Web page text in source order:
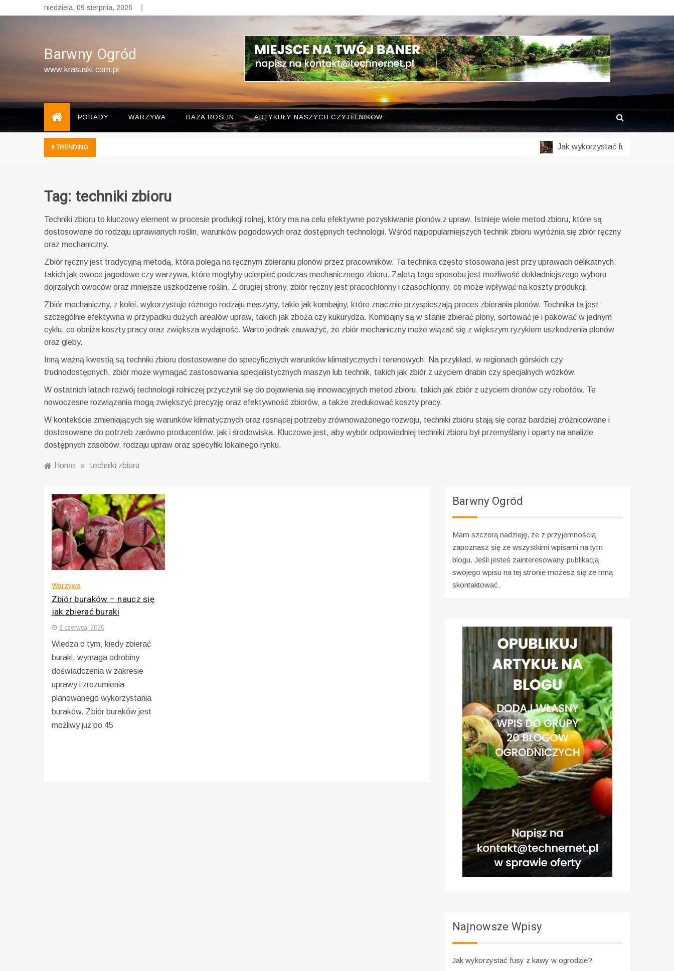
to
niedziela, 09 sierpnia, 2026
Barwny Ogród
www.krasuski.com.pl
PORADY WARZYWA BAZA ROŚLIN ARTYKUŁY NASZYCH CZYTELNIKÓW
TRENDING Jak wykorzystać fusy z kawy w
Tag: techniki zbioru
Techniki zbioru to kluczowy element w procesie produkcji rolnej, który ma na celu efektywne pozyskiwanie plonów z upraw. Istnieje wiele metod zbioru, które są
dostosowane do rodzaju uprawianych roślin, warunków pogodowych oraz dostępnych technologii. Wśród najpopularniejszych technik zbioru wyróżnia się zbiór ręczny
oraz mechaniczny.
Zbiór ręczny jest tradycyjną metodą, która polega na ręcznym zbieraniu plonów przez pracowników. Ta technika często stosowana jest przy uprawach delikatnych,
takich jak owoce jagodowe czy warzywa, które mogłyby ucierpieć podczas mechanicznego zbioru. Zaletą tego sposobu jest możliwość dokładniejszego wyboru
dojrzałych owoców oraz mniejsze uszkodzenie roślin. Z drugiej strony, zbiór ręczny jest pracochłonny i czasochłonny, co może wpływać na koszty produkcji.
Zbiór mechaniczny, z kolei, wykorzystuje różnego rodzaju maszyny, takie jak kombajny, które znacznie przyspieszają proces zbierania plonów. Technika ta jest
szczególnie efektywna w przypadku dużych areałów upraw, takich jak zboża czy kukurydza. Kombajny są w stanie zbierać plony, sortować je i pakować w jednym
cyklu, co obniża koszty pracy oraz zwiększa wydajność. Warto jednak zauważyć, że zbiór mechaniczny może wiązać się z większym ryzykiem uszkodzenia plonów
oraz gleby.
Inną ważną kwestią są techniki zbioru dostosowane do specyficznych warunków klimatycznych i terenowych. Na przykład, w regionach górskich czy
trudnodostępnych, zbiór może wymagać zastosowania specjalistycznych maszyn lub technik, takich jak zbiór z użyciem drabin czy specjalnych wózków.
W ostatnich latach rozwój technologii rolniczej przyczynił się do pojawienia się innowacyjnych metod zbioru, takich jak zbiór z użyciem dronów czy robotów. Te
nowoczesne rozwiązania mogą zwiększyć precyzję oraz efektywność zbiorów, a także zredukować koszty pracy.
W kontekście zmieniających się warunków klimatycznych oraz rosnącej potrzeby zrównoważonego rozwoju, techniki zbioru stają się coraz bardziej zróżnicowane i
dostosowane do potrzeb zarówno producentów, jak i środowiska. Kluczowe jest, aby wybór odpowiedniej techniki zbioru był przemyślany i oparty na analizie
dostępnych zasobów, rodzaju upraw oraz specyfiki lokalnego rynku.
Home » techniki zbioru
Warzywa
Zbiór buraków – naucz się
jak zbierać buraki
6 czerwca, 2020
Wiedza o tym, kiedy zbierać
buraki, wymaga odrobiny
doświadczenia w zakresie
uprawy i zrozumienia
planowanego wykorzystania
buraków. Zbiór buraków jest
możliwy już po 45
Barwny Ogród
Mam szczerą nadzieję, że z przyjemnością
zapoznasz się ze wszystkimi wpisami na tym
blogu. Jeśli jesteś zainteresowany publikacją
swojego wpisu na tej stronie możesz się ze mną
skontaktować.
Najnowsze Wpisy
Jak wykorzystać fusy z kawy w ogrodzie?